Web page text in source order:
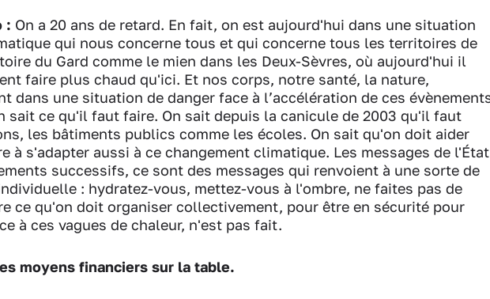
: On a 20 ans de retard. En fait, on est aujourd'hui dans une situation
qui nous concerne tous et qui concerne tous les territoires de
du Gard comme le mien dans les Deux-Sèvres, où aujourd'hui il
faire plus chaud qu'ici. Et nos corps, notre santé, la nature,
dans une situation de danger face à l’accélération de ces
sait ce qu'il faut faire. On sait depuis la canicule de 2003 qu'il faut
les bâtiments publics comme les écoles. On sait qu'on doit aider
à s'adapter aussi à ce changement climatique. Les messages de l'État
successifs, ce sont des messages qui renvoient à une sorte de
: hydratez-vous, mettez-vous à l'ombre, ne faites pas de
ce qu'on doit organiser collectivement, pour être en sécurité pour
à ces vagues de chaleur, n'est pas fait.
moyens financiers sur la table.